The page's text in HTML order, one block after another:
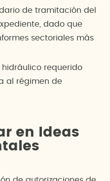
de tramitación del
dado que
sectoriales más
requerido
al régimen de
en Ideas